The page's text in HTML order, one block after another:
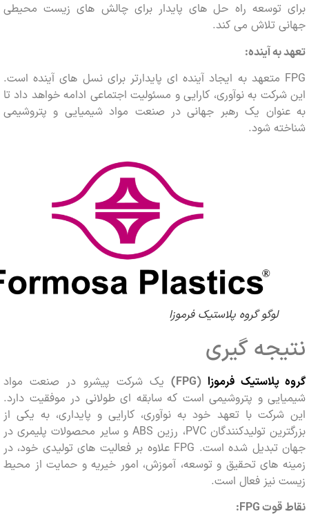
توسعه راه حل های پایدار برای چالش های زیست محیطی
تلاش می کند.
آینده:
FPG متعهد به ایجاد آینده ای پایدارتر برای نسل های آینده است.
به نوآوری، کارایی و مسئولیت اجتماعی ادامه خواهد داد تا
یک رهبر جهانی در صنعت مواد شیمیایی و پتروشیمی
شود.
لوگو گروه پلاستیک فرموزا
گیری
پلاستیک فرموزا(
FPG
)یک شرکت پیشرو در صنعت مواد
و پتروشیمی است که سابقه ای طولانی در موفقیت دارد.
با تعهد خود به نوآوری، کارایی و پایداری، به یکی از
بزرگترین تولیدکنندگان PVC، رزین ABS و سایر محصولات پلیمری در
جهان تبدیل شده است. FPG علاوه بر فعالیت های تولیدی خود، در
های تحقیق و توسعه، آموزش، امور خیریه و حمایت از محیط
نیز فعال است.
قوتFPG
: